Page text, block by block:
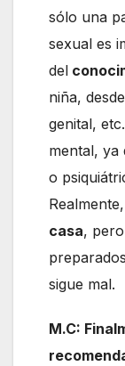
sólo una
sexual es
del
niña,
genital,
mental, ya
o
casa,
sigue mal.
M.C: